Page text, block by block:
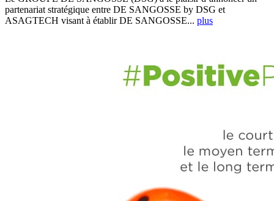
partenariat stratégique entre DE SANGOSSE by DSG et
ASAGTECH visant à établir DE SANGOSSE... plus